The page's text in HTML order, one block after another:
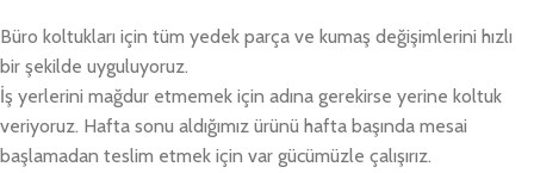
Büro koltukları için tüm yedek parça ve kumaş değişimlerini hızlı
bir şekilde uyguluyoruz.
İş yerlerini mağdur etmemek için adına gerekirse yerine koltuk
veriyoruz. Hafta sonu aldığımız ürünü hafta başında mesai
başlamadan teslim etmek için var gücümüzle çalışırız.